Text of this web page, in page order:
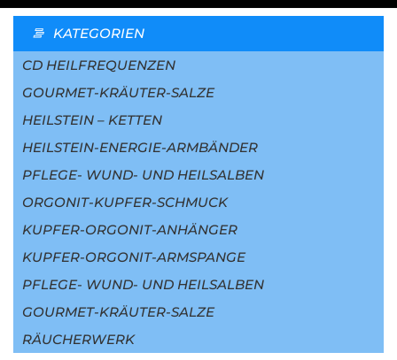
KATEGORIEN
CD HEILFREQUENZEN
GOURMET-KRÄUTER-SALZE
HEILSTEIN – KETTEN
HEILSTEIN-ENERGIE-ARMBÄNDER
PFLEGE- WUND- UND HEILSALBEN
ORGONIT-KUPFER-SCHMUCK
KUPFER-ORGONIT-ANHÄNGER
KUPFER-ORGONIT-ARMSPANGE
PFLEGE- WUND- UND HEILSALBEN
GOURMET-KRÄUTER-SALZE
RÄUCHERWERK